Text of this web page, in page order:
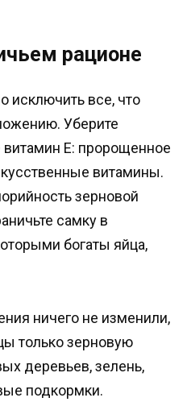
рационе
исключить все, что
Уберите
Е: пророщенное
витамины.
зерновой
самку в
богаты яйца,
ничего не изменили,
только зерновую
деревьев, зелень,
подкормки.